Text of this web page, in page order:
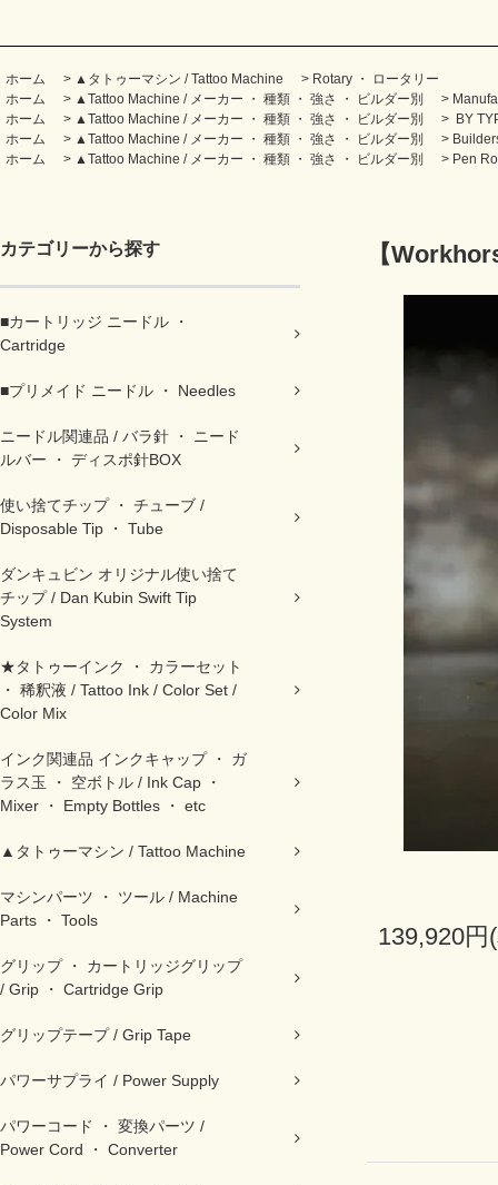
ホーム > ▲タトゥーマシン / Tattoo Machine > Rotary ・ ロータリー
ホーム
> ▲Tattoo Machine / メーカー ・ 種類 ・ 強さ ・ ビルダー別 >
ホーム
> ▲Tattoo Machine / メーカー ・ 種類 ・ 強さ ・ ビルダー別 > BY
ホーム
> ▲Tattoo Machine / メーカー ・ 種類 ・ 強さ ・ ビルダー別 >
ホーム
> ▲Tattoo Machine / メーカー ・ 種類 ・ 強さ ・ ビルダー別 > Pen
カテゴリーから探す
■カートリッジ ニードル ・
Cartridge
■プリメイド ニードル ・ Needles
ニードル関連品 / バラ針 ・ ニード
ルバー ・ ディスポ針BOX
使い捨てチップ ・ チューブ /
Disposable Tip ・ Tube
ダンキュビン オリジナル使い捨て
チップ / Dan Kubin Swift Tip
System
★タトゥーインク ・ カラーセット
・ 稀釈液 / Tattoo Ink / Color Set /
Color Mix
インク関連品 インクキャップ ・ ガ
ラス玉 ・ 空ボトル / Ink Cap ・
Mixer ・ Empty Bottles ・ etc
▲タトゥーマシン / Tattoo Machine
マシンパーツ ・ ツール / Machine
Parts ・ Tools
グリップ ・ カートリッジグリップ
/ Grip ・ Cartridge Grip
グリップテープ / Grip Tape
パワーサプライ / Power Supply
パワーコード ・ 変換パーツ /
Power Cord ・ Converter
【
139,920円